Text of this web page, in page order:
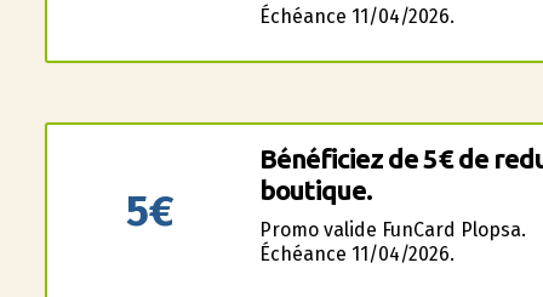
Échéance 11/04/2026.
5€
Bénéficiez de 5€ de
boutique.
Promo valide FunCard Plopsa.
Échéance 11/04/2026.